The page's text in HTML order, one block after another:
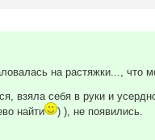
на растяжки..., что
взяла себя в руки и
найти
) ), не появились.